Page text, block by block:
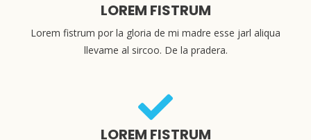
LOREM FISTRUM
Lorem fistrum por la gloria de mi madre esse jarl aliqua
llevame al sircoo. De la pradera.
LOREM FISTRUM